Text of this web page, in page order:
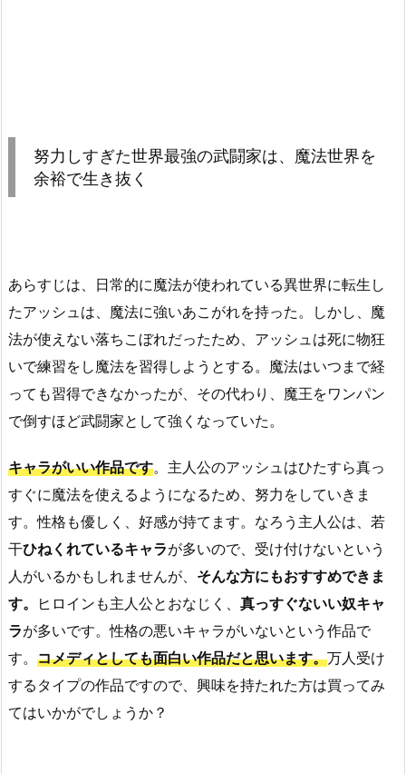
努力しすぎた世界最強の武闘家は、魔法世界を
余裕で生き抜く
あらすじは、日常的に魔法が使われている異世界に転生し
たアッシュは、魔法に強いあこがれを持った。しかし、魔
法が使えない落ちこぼれだったため、アッシュは死に物狂
いで練習をし魔法を習得しようとする。魔法はいつまで経
っても習得できなかったが、その代わり、魔王をワンパン
で倒すほど武闘家として強くなっていた。
キャラがいい作品です。主人公のアッシュはひたすら真っ
すぐに魔法を使えるようになるため、努力をしていきま
す。性格も優しく、好感が持てます。なろう主人公は、若
干ひねくれているキャラが多いので、受け付けないという
人がいるかもしれませんが、 そんな方にもおすすめできま
す。
ヒロインも主人公とおなじく、 真っすぐないい奴キャ
ラが多いです。性格の悪いキャラがいないという作品で
す。 コメディとしても面白い作品だと思います。万人受け
するタイプの作品ですので、興味を持たれた方は買ってみ
てはいかがでしょうか？